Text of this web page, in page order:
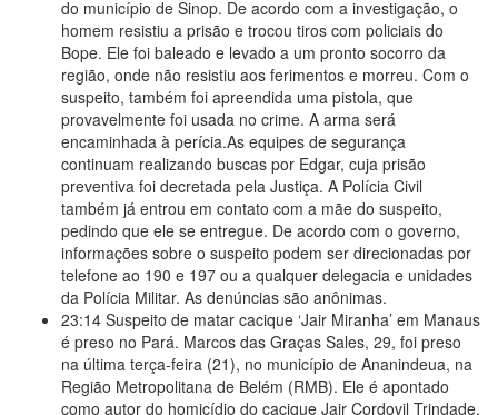
do município de Sinop. De acordo com a investigação, o
homem resistiu a prisão e trocou tiros com policiais do
Bope. Ele foi baleado e levado a um pronto socorro da
região, onde não resistiu aos ferimentos e morreu. Com o
suspeito, também foi apreendida uma pistola, que
provavelmente foi usada no crime. A arma será
encaminhada à perícia.As equipes de segurança
continuam realizando buscas por Edgar, cuja prisão
preventiva foi decretada pela Justiça. A Polícia Civil
também já entrou em contato com a mãe do suspeito,
pedindo que ele se entregue. De acordo com o governo,
informações sobre o suspeito podem ser direcionadas por
telefone ao 190 e 197 ou a qualquer delegacia e unidades
da Polícia Militar. As denúncias são anônimas.
23:14 Suspeito de matar cacique ‘Jair Miranha’ em Manaus
é preso no Pará. Marcos das Graças Sales, 29, foi preso
na última terça-feira (21), no município de Ananindeua, na
Região Metropolitana de Belém (RMB). Ele é apontado
como autor do homicídio do cacique Jair Cordovil Trindade,